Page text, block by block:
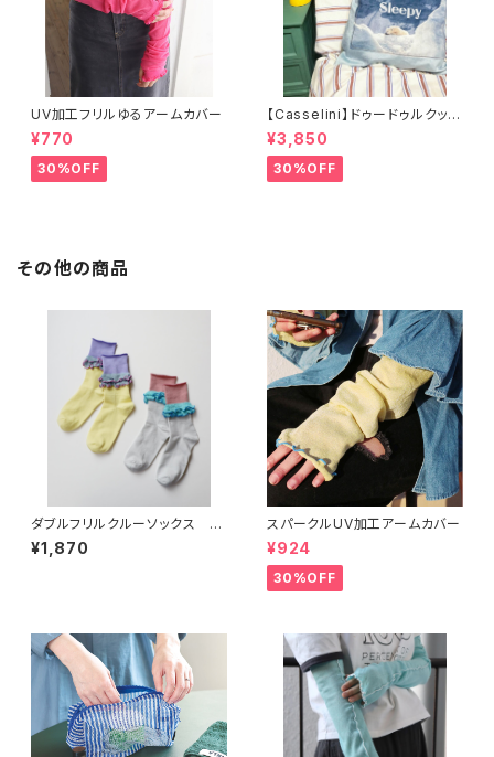
UV加工フリルゆるアームカバー
¥770
30%OFF
【Casselini】ドゥードゥルクッシ
ョンカバー
¥3,850
30%OFF
その他の商品
ダブルフリルクルーソックス 2
P
¥1,870
スパークルUV加工アームカバー
¥924
30%OFF